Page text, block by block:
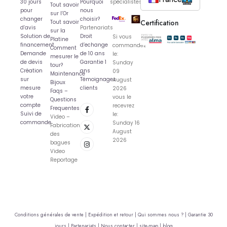
30 jours
pour
changer
d’avis
Solution de
financement
Demande
de devis
Création
sur
mesure
votre
compte
Suivi de
commande
Tout savoir
sur l’Or
Tout savoir
sur la
Platine
Comment
mesurer le
tour?
Maintenance
Bijoux
Faqs –
Questions
Frequentes
Video –
Fabrication
des
bagues
Video
Reportage
Pourquoi
nous
choisir?
Partenariats
Droit
d’echange
de 10 ans
Garantie 1
ans
Témoignages
clients
spécialistes
Si vous
commandez
le:
Sunday
09
August
2026
vous le
recevrez
le:
Sunday 16
August
2026
Certification
Conditions générales de vente | Expédition et retour | Qui sommes nous ? | Garantie 30